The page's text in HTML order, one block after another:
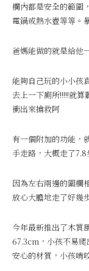
欄內都是安全的範圍
電鍋或熱水壺等等。
爸媽能做的就是給他
能夠自己玩的小小孩
去上一下廁所!!!!!就
衝出來搶救阿
有一個附加的功能，
手走路，大概走了7.8
因為左右兩邊的圍欄
放心大膽地走了好幾
今年最新推出了木質
67.3cm，小孩不易
安心的材質，小孩啃